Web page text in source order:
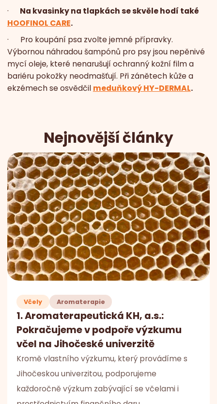
·
Na kvasinky na tlapkách se skvěle hodí také
HOOFINOL CARE.
· Pro koupání psa zvolte jemné přípravky.
Výbornou náhradou šampónů pro psy jsou nepěnivé
mycí oleje, které nenarušují ochranný kožní film a
bariéru pokožky neodmašťují. Při zánětech kůže a
ekzémech se osvědčil meduňkový HY-DERMAL.
Nejnovější články
Včely Aromaterapie
1. Aromaterapeutická KH, a.s.:
Pokračujeme v podpoře výzkumu
včel na Jihočeské univerzitě
Kromě vlastního výzkumu, který provádíme s
Jihočeskou univerzitou, podporujeme
každoročně výzkum zabývající se včelami i